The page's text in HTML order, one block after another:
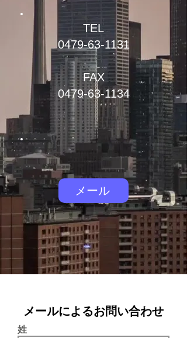
TEL
0479-63-1131
FAX
0479-63-1134
メール
メールによるお問い合わせ
姓